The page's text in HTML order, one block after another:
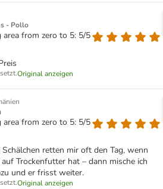
- Pollo
from zero to 5: 5/5
Original anzeigen
from zero to 5: 5/5
retten mir oft den Tag, wenn
Trockenfutter hat – dann mische ich
und er frisst weiter.
Original anzeigen